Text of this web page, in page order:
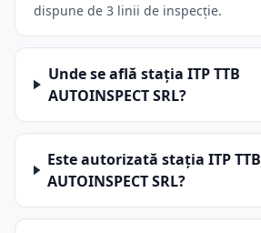
dispune de 3 linii de inspecție.
Unde se află stația ITP TTB
AUTOINSPECT SRL?
Este autorizată stația ITP TTB
AUTOINSPECT SRL?